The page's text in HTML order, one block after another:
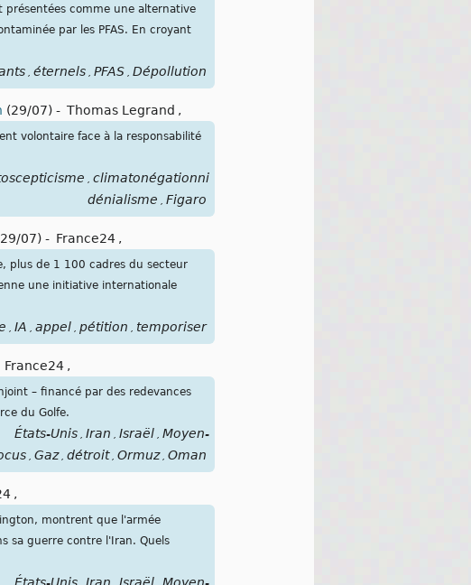
comme une alternative
par les PFAS. En croyant
éternels PFAS Dépollution
(29/07) - Thomas Legrand ,
volontaire face à la responsabilité
climatonégationnisme
dénialisme
Figaro
07) - France24 ,
plus de 1 100 cadres du secteur
une initiative internationale
IA appel pétition temporiser
France24 ,
– financé par des redevances
du Golfe.
États-Unis Iran Israël Moyen-
Gaz détroit Ormuz Oman
,
montrent que l'armée
sa guerre contre l'Iran. Quels
États-Unis Iran Israël Moyen-